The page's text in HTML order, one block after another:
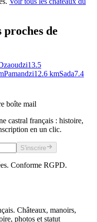
proches de
13.5
Pamandzi12.6 kmSada7.4
boîte mail
castral français : histoire,
en un clic.
S'inscrire
Conforme RGPD.
Châteaux, manoirs,
photos et statut